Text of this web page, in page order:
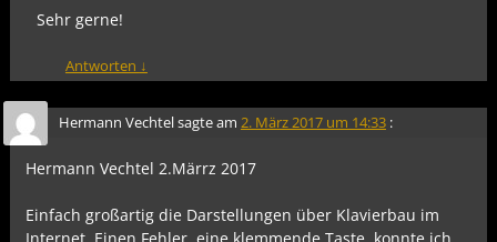
Sehr gerne!
Antworten ↓
Hermann Vechtelsagte am 2. März 2017 um 14:33 :
Hermann Vechtel 2.Märrz 2017
Einfach großartig die Darstellungen über Klavierbau im